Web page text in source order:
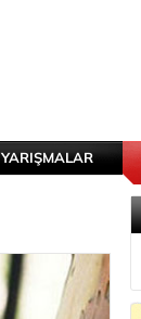
YARIŞMALAR